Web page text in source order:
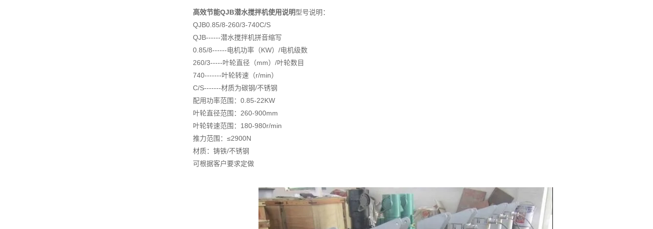
高效节能QJB潜水搅拌机使用说明型号说明：
QJB0.85/8-260/3-740C/S
QJB------潜水搅拌机拼音缩写
0.85/8------电机功率（KW）/电机级数
260/3-----叶轮直径（mm）/叶轮数目
740-------叶轮转速（r/min）
C/S-------材质为碳钢/不锈钢
配用功率范围：0.85-22KW
叶轮直径范围：260-900mm
叶轮转速范围：180-980r/min
推力范围：≤2900N
材质：铸铁/不锈钢
可根据客户要求定做